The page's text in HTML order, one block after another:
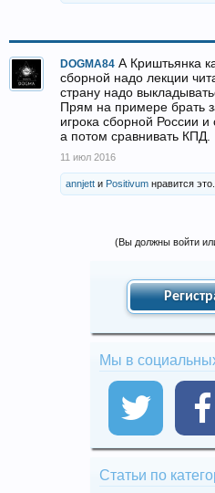
DOGMA84 А Криштьянка
сборной надо лекции
страну надо
Прям на примере брать
игрока сборной России и
а потом сравнивать КПД.
11 июл 2016
annjett и Positivum нравится это.
(Вы должны войти
Мы в
Статьи по